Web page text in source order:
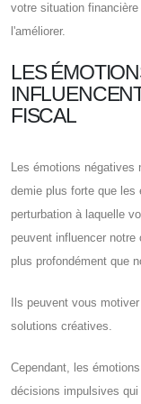
votre situation
l'améliorer.
LES
FISCAL
Les émotions négatives
demie plus forte que
perturbation à laquelle
peuvent influencer
plus profondément que
Ils peuvent vous
solutions créatives.
Cependant, les
décisions impulsives